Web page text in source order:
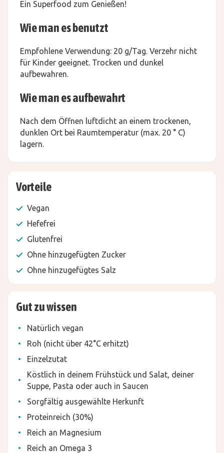
Ein Superfood zum Genießen!
Wie man es benutzt
Empfohlene Verwendung: 20 g/Tag. Verzehr nicht
für Kinder geeignet. Trocken und dunkel
aufbewahren.
Wie man es aufbewahrt
Nach dem Öffnen luftdicht an einem trockenen,
dunklen Ort bei Raumtemperatur (max. 20 ° C)
lagern.
Vorteile
Vegan
Hefefrei
Glutenfrei
Ohne hinzugefügten Zucker
Ohne hinzugefügtes Salz
Gut zu wissen
Natürlich vegan
Roh (nicht über 42°C erhitzt)
Einzelzutat
Köstlich in deinem Frühstück und Salat, deiner
Suppe, Pasta oder auch in Saucen
Sorgfältig ausgewählte Herkunft
Proteinreich (30%)
Reich an Magnesium
Reich an Omega 3